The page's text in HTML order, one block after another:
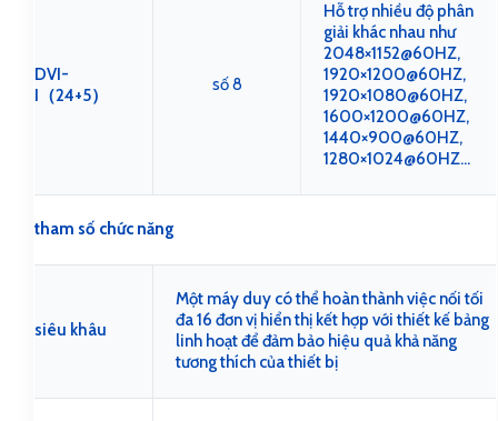
DVI-
I（24+5）
số 8
Hỗ trợ nhiều độ phân
giải khác nhau như
2048×1152@60HZ,
1920×1200@60HZ,
1920×1080@60HZ,
1600×1200@60HZ,
1440×900@60HZ,
1280×1024@60HZ…
tham số chức năng
siêu khâu
Một máy duy có thể hoàn thành việc nối tối
đa 16 đơn vị hiển thị kết hợp với thiết kế bảng
linh hoạt để đảm bảo hiệu quả khả năng
tương thích của thiết bị